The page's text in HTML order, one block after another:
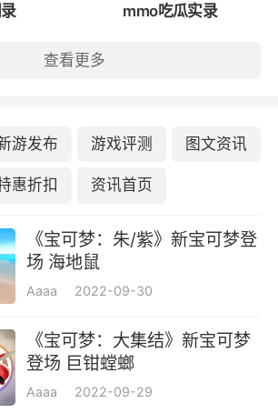
mmo吃瓜实录
查看更多
游发布 游戏评测 图文资讯
惠折扣 资讯首页
《宝可梦：朱/紫》新宝可梦登
场 海地鼠
Aaaa 2022-09-30
《宝可梦：大集结》新宝可梦
登场 巨钳螳螂
Aaaa 2022-09-29